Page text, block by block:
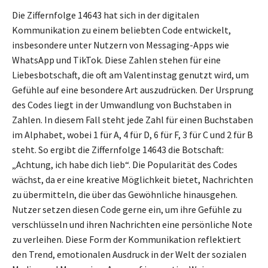
Die Ziffernfolge 14643 hat sich in der digitalen
Kommunikation zu einem beliebten Code entwickelt,
insbesondere unter Nutzern von Messaging-Apps wie
WhatsApp und TikTok. Diese Zahlen stehen für eine
Liebesbotschaft, die oft am Valentinstag genutzt wird, um
Gefühle auf eine besondere Art auszudrücken. Der Ursprung
des Codes liegt in der Umwandlung von Buchstaben in
Zahlen. In diesem Fall steht jede Zahl für einen Buchstaben
im Alphabet, wobei 1 für A, 4 für D, 6 für F, 3 für C und 2 für B
steht. So ergibt die Ziffernfolge 14643 die Botschaft:
„Achtung, ich habe dich lieb“. Die Popularität des Codes
wächst, da er eine kreative Möglichkeit bietet, Nachrichten
zu übermitteln, die über das Gewöhnliche hinausgehen.
Nutzer setzen diesen Code gerne ein, um ihre Gefühle zu
verschlüsseln und ihren Nachrichten eine persönliche Note
zu verleihen. Diese Form der Kommunikation reflektiert
den Trend, emotionalen Ausdruck in der Welt der sozialen